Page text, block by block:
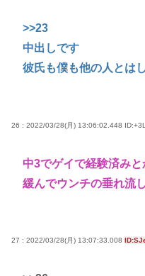
>>23
中出しです
彼氏も僕も他の人とは
26 : 2022/03/28(月) 13:06:02.448
中3でゲイで経験済み
緩んでウンチの垂れ流
27 : 2022/03/28(月) 13:07:33.008